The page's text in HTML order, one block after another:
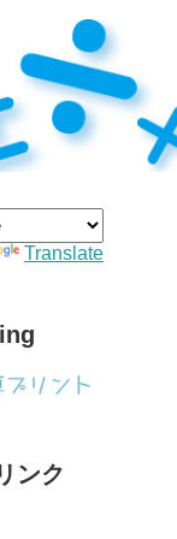
Translate
ンク